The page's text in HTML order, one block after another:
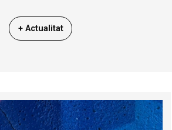
+ Actualitat